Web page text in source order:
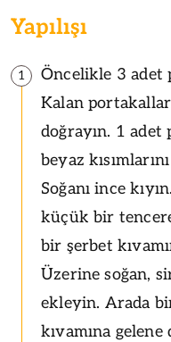
Yapılışı
1
Öncelikle 3 adet
Kalan
doğrayın. 1 adet
beyaz
Soğanı ince
küçük bir
bir şerbet
Üzerine soğan,
ekleyin. Arada
kıvamına